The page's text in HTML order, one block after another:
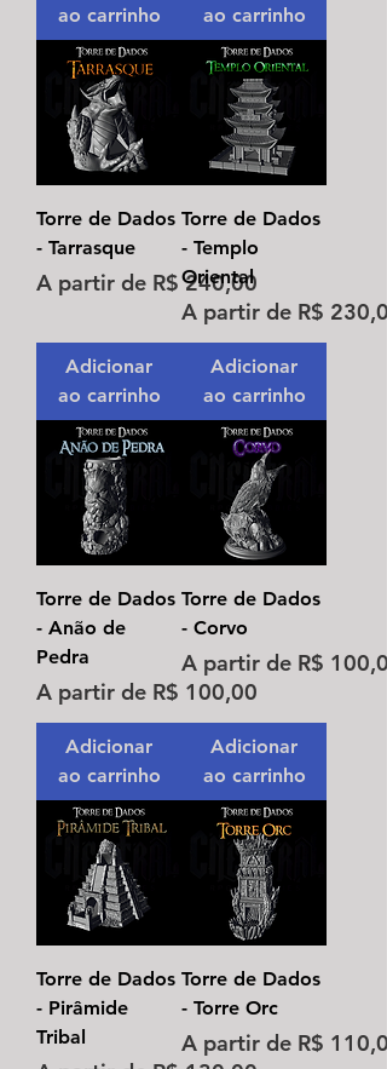
ao carrinho
ao carrinho
Torre de Dados
- Tarrasque
A partir de R$ 240,00
Preço promocional
Adicionar
ao carrinho
Torre de Dados
- Templo
Oriental
A partir de R$
Preço promocional
Adicionar
ao carrinho
Torre de Dados
- Anão de
Pedra
A partir de R$ 100,00
Preço promocional
Adicionar
ao carrinho
Torre de Dados
- Corvo
A partir de R$
Preço promocional
Adicionar
ao carrinho
Torre de Dados
- Pirâmide
Tribal
Torre de Dados
- Torre Orc
A partir de R$
Preço promocional